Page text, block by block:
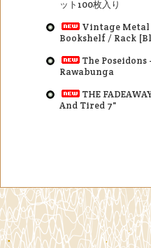
ット100枚入り
Vintage Metal
Bookshelf / Rack
The Poseidons -
Rawabunga
THE
And Tired 7"